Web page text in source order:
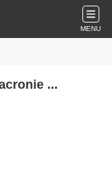
MENU
...